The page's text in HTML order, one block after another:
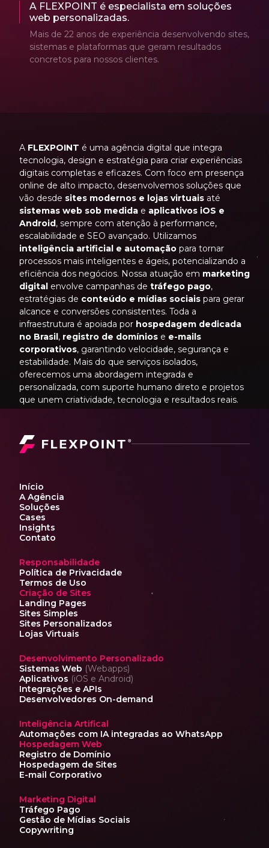
A FLEXPOINT é especialista em soluções
web personalizadas.
Mais de 22 anos de experiência desenvolvendo sites,
sistemas e plataformas que geram resultados
concretos para nossos clientes.
A FLEXPOINT é uma agência digital que integra
tecnologia, design e estratégia para criar experiências
digitais completas e eficazes. Com foco em presença
online de alto impacto, desenvolvemos soluções que
vão desde sites modernos e lojas virtuais até
sistemas web sob medida e aplicativos iOS e
Android, sempre com atenção à performance,
escalabilidade e SEO avançado. Utilizamos
inteligência artificial e automação para tornar
processos mais inteligentes e ágeis, potencializando a
eficiência dos negócios. Nossa atuação em marketing
digital envolve campanhas de tráfego pago,
estratégias de conteúdo e mídias sociais para gerar
alcance e conversões consistentes. Toda a
infraestrutura é apoiada por hospedagem dedicada
no Brasil, registro de domínios e e-mails
corporativos, garantindo velocidade, segurança e
estabilidade. Mais do que serviços isolados,
oferecemos uma abordagem integrada e
personalizada, com suporte humano direto e projetos
que unem criatividade, tecnologia e resultados reais.
Início
A Agência
Soluções
Cases
Insights
Contato
Responsabilidade
Política de Privacidade
Termos de Uso
Criação de Sites
Landing Pages
Sites Simples
Sites Personalizados
Lojas Virtuais
Desenvolvimento Personalizado
Sistemas Web (Webapps)
Aplicativos (iOS e Android)
Integrações e APIs
Desenvolvedores On-demand
Inteligência Artifical
Automações com IAintegradas ao WhatsApp
Hospedagem Web
Registro de Domínio
Hospedagem de Sites
E-mail Corporativo
Marketing Digital
Tráfego Pago
Gestão de Mídias Sociais
Copywriting